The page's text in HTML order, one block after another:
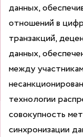
данных,
отношений в
транзакций,
данных,
между
технологии
совокупность
синхронизации